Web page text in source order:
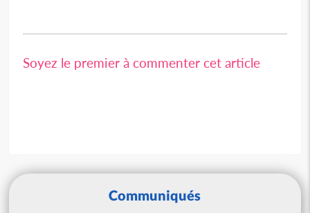
Soyez le premier à commenter cet article
Communiqués